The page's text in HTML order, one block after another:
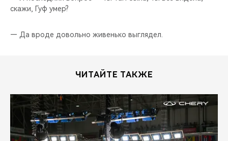
скажи, Гуф умер?
— Да вроде довольно живенько выглядел.
ЧИТАЙТЕ ТАКЖЕ